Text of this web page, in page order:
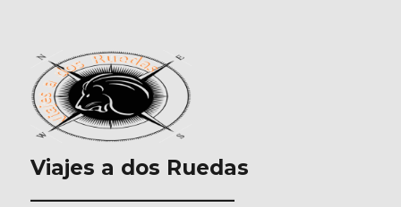
Viajes a dos Ruedas
___________________